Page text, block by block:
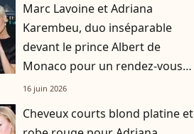
Marc Lavoine et Adriana
Karembeu, duo inséparable
devant le prince Albert de
Monaco pour un rendez-vous
iconique
16 juin 2026
Cheveux courts blond platine et